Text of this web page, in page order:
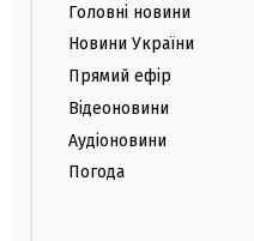
Головні новини
Новини України
Прямий ефір
Відеоновини
Аудіоновини
Погода